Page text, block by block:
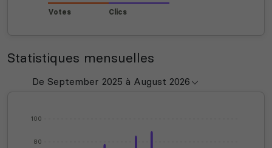
Votes Clics
Statistiques mensuelles
80
100